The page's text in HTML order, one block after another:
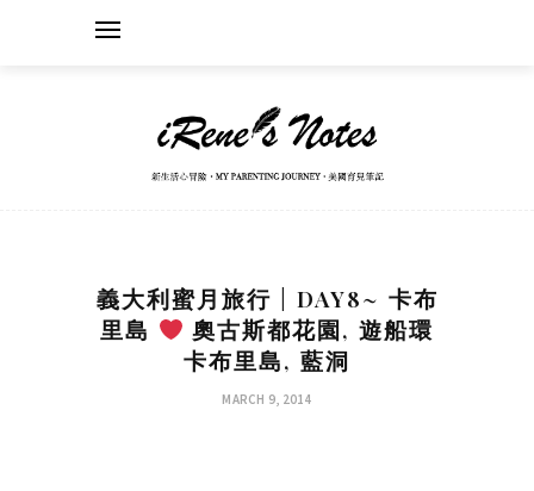
義大利蜜月旅行 | DAY8~ 卡布
里島
奧古斯都花園, 遊船環
卡布里島, 藍洞
MARCH 9, 2014